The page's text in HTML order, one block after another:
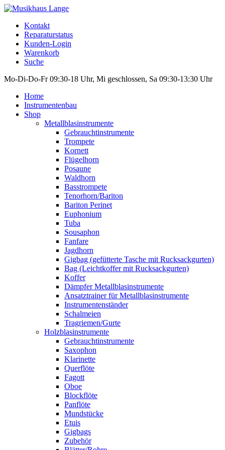
Kontakt
Reparaturstatus
Kunden-Login
Warenkorb
Suche
Mo-Di-Do-Fr 09:30-18 Uhr, Mi geschlossen, Sa 09:30-13:30 Uhr
Home
Instrumentenbau
Shop
Metallblasinstrumente
Gebrauchtinstrumente
Trompete
Kornett
Flügelhorn
Posaune
Waldhorn
Basstrompete
Tenorhorn/Bariton
Bariton Perinet
Euphonium
Tuba
Sousaphon
Fanfare
Jagdhorn
Gigbag (gefütterte Tasche mit Rucksackgurten)
Bag (Leichtkoffer mit Rucksackgurten)
Koffer
Dämpfer Metallblasinstrumente
Ansatztrainer für Metallblasinstrumente
Instrumentenständer
Schalmeien
Tragriemen/Gurte
Holzblasinstrumente
Gebrauchtinstrumente
Saxophon
Klarinette
Querflöte
Fagott
Oboe
Blockflöte
Panflöte
Mundstücke
Etuis
Gigbags
Zubehör